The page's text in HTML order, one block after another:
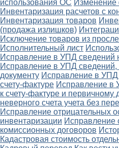
использования ОС Изменение
Инвентаризация расчетов с
Инвентаризация товаров
(продажа излишков)
Исключение товаров из
Исполнительный лист
Исправление в УПД
Исправление в УПД сведений,
документу Исправление в УПД
счету-фактуре Исправление в
к счету-фактуре и первичному
неверного счета учета без
Исправление отрицательных
инвентаризации Исправление
комиссионных договоров
Кадастровая стоимость